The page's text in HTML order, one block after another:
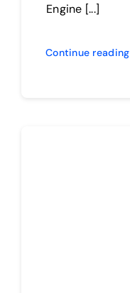
Engine [...]
Continue reading